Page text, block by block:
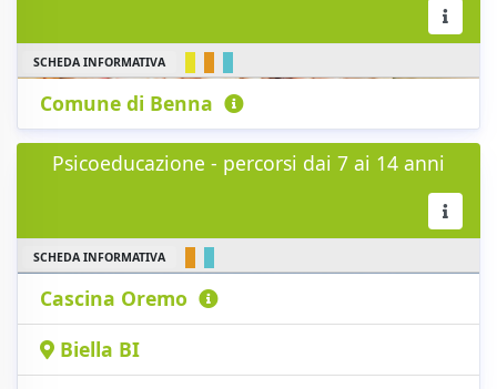
SCHEDA INFORMATIVA
Comune di Benna
Psicoeducazione - percorsi dai 7 ai 14 anni
SCHEDA INFORMATIVA
Cascina Oremo
Biella BI